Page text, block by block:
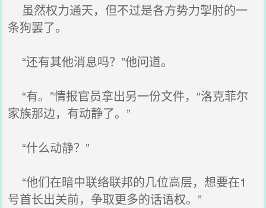
虽然权力通天，但不过是各方势力掣肘的一
条狗罢了。
“还有其他消息吗？”他问道。
“有。”情报官员拿出另一份文件，“洛克菲尔
家族那边，有动静了。”
“什么动静？”
“他们在暗中联络联邦的几位高层，想要在1
号首长出关前，争取更多的话语权。”